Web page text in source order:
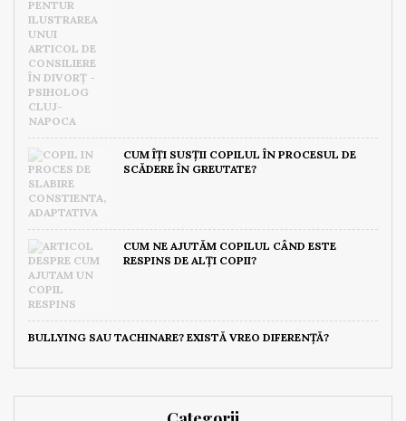
CUM ÎȚI SUSȚII COPILUL ÎN PROCESUL DE
SCĂDERE ÎN GREUTATE?
CUM NE AJUTĂM COPILUL CÂND ESTE
RESPINS DE ALȚI COPII?
BULLYING SAU TACHINARE? EXISTĂ VREO DIFERENȚĂ?